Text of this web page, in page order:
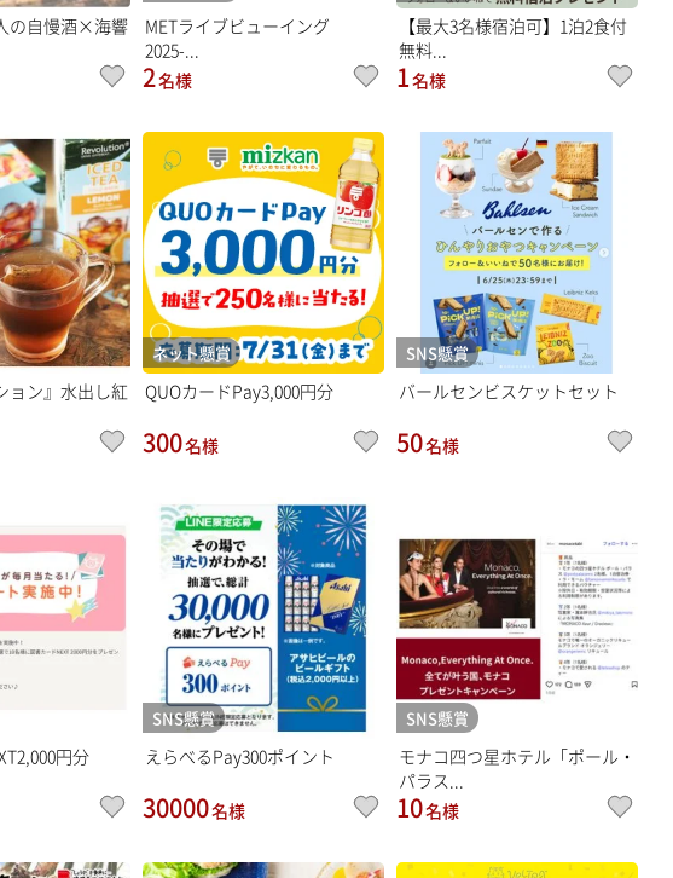
の自慢酒×海響
METライブビューイング
2025-...
2名様
【最大3名様宿泊可】1泊2食付
無料...
1名様
ョン』水出し紅
ネット懸賞
QUOカードPay3,000円分
300名様
SNS懸賞
バールセンビスケットセット
50名様
円分
SNS懸賞
えらべるPay300ポイント
30000名様
SNS懸賞
モナコ四つ星ホテル「ポール・
パラス...
10名様